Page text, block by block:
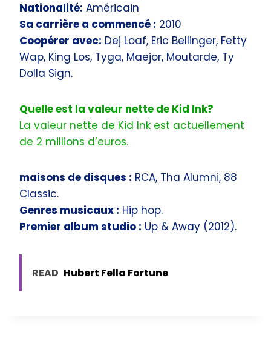
Nationalité: Américain
Sa carrière a commencé : ‎2010
Coopérer avec: Dej Loaf, Eric Bellinger, Fetty
Wap, King Los, Tyga, Maejor, Moutarde, Ty
Dolla Sign.
Quelle est la valeur nette de Kid Ink?
La valeur nette de Kid Ink est actuellement
de 2 millions d’euros.
maisons de disques : RCA, Tha Alumni, 88
Classic.
Genres musicaux : Hip hop.
Premier album studio : Up & Away (2012).
READ Hubert Fella Fortune